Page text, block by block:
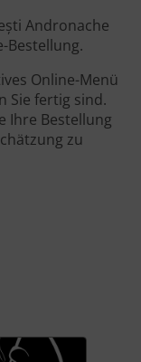
Andronache
Bestellung.
Online-Menü
Sie fertig sind.
Ihre Bestellung
zu